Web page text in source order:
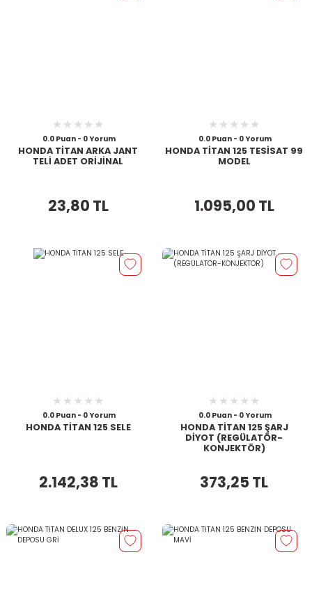
0.0 Puan - 0 Yorum
HONDA TİTAN ARKA JANT
TELİ ADET ORİJİNAL
23,80 TL
0.0 Puan - 0 Yorum
HONDA TİTAN 125 TESİSAT 99
MODEL
1.095,00 TL
0.0 Puan - 0 Yorum
HONDA TİTAN 125 SELE
2.142,38 TL
0.0 Puan - 0 Yorum
HONDA TİTAN 125 ŞARJ
DİYOT (REGÜLATÖR-
KONJEKTÖR)
373,25 TL